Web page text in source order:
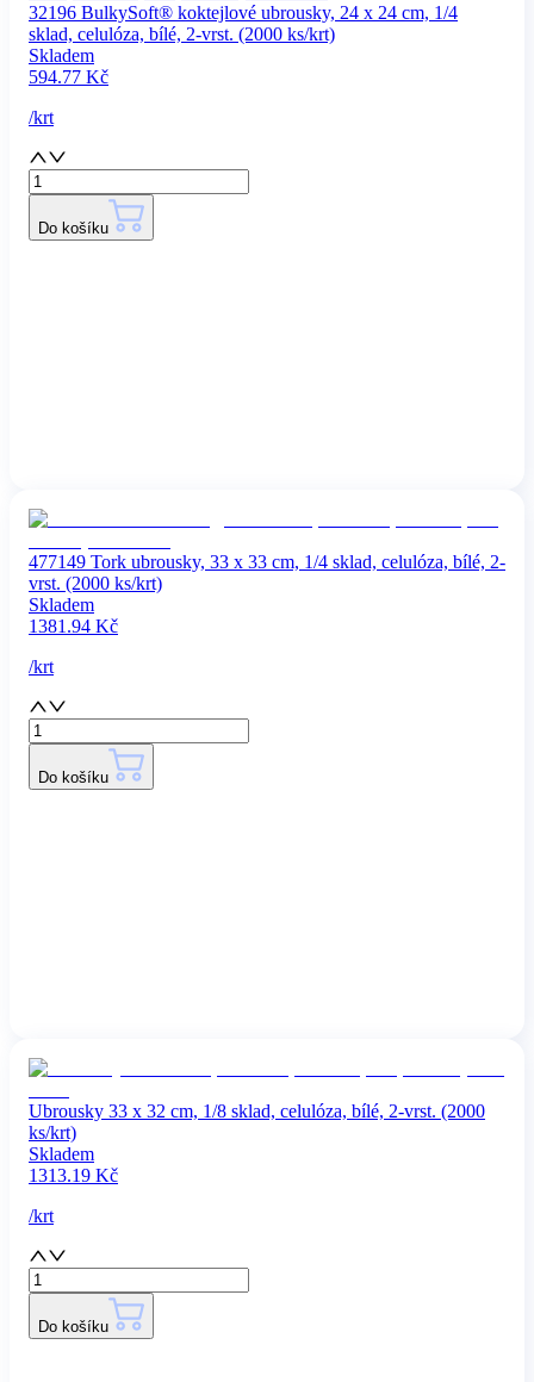
32196 BulkySoft® koktejlové ubrousky, 24 x 24 cm, 1/4
sklad, celulóza, bílé, 2-vrst. (2000 ks/krt)
Skladem
594.77 Kč
/krt
Do košíku
477149 Tork ubrousky, 33 x 33 cm, 1/4 sklad, celulóza, bílé, 2-
vrst. (2000 ks/krt)
Skladem
1381.94 Kč
/krt
Do košíku
Ubrousky 33 x 32 cm, 1/8 sklad, celulóza, bílé, 2-vrst. (2000
ks/krt)
Skladem
1313.19 Kč
/krt
Do košíku